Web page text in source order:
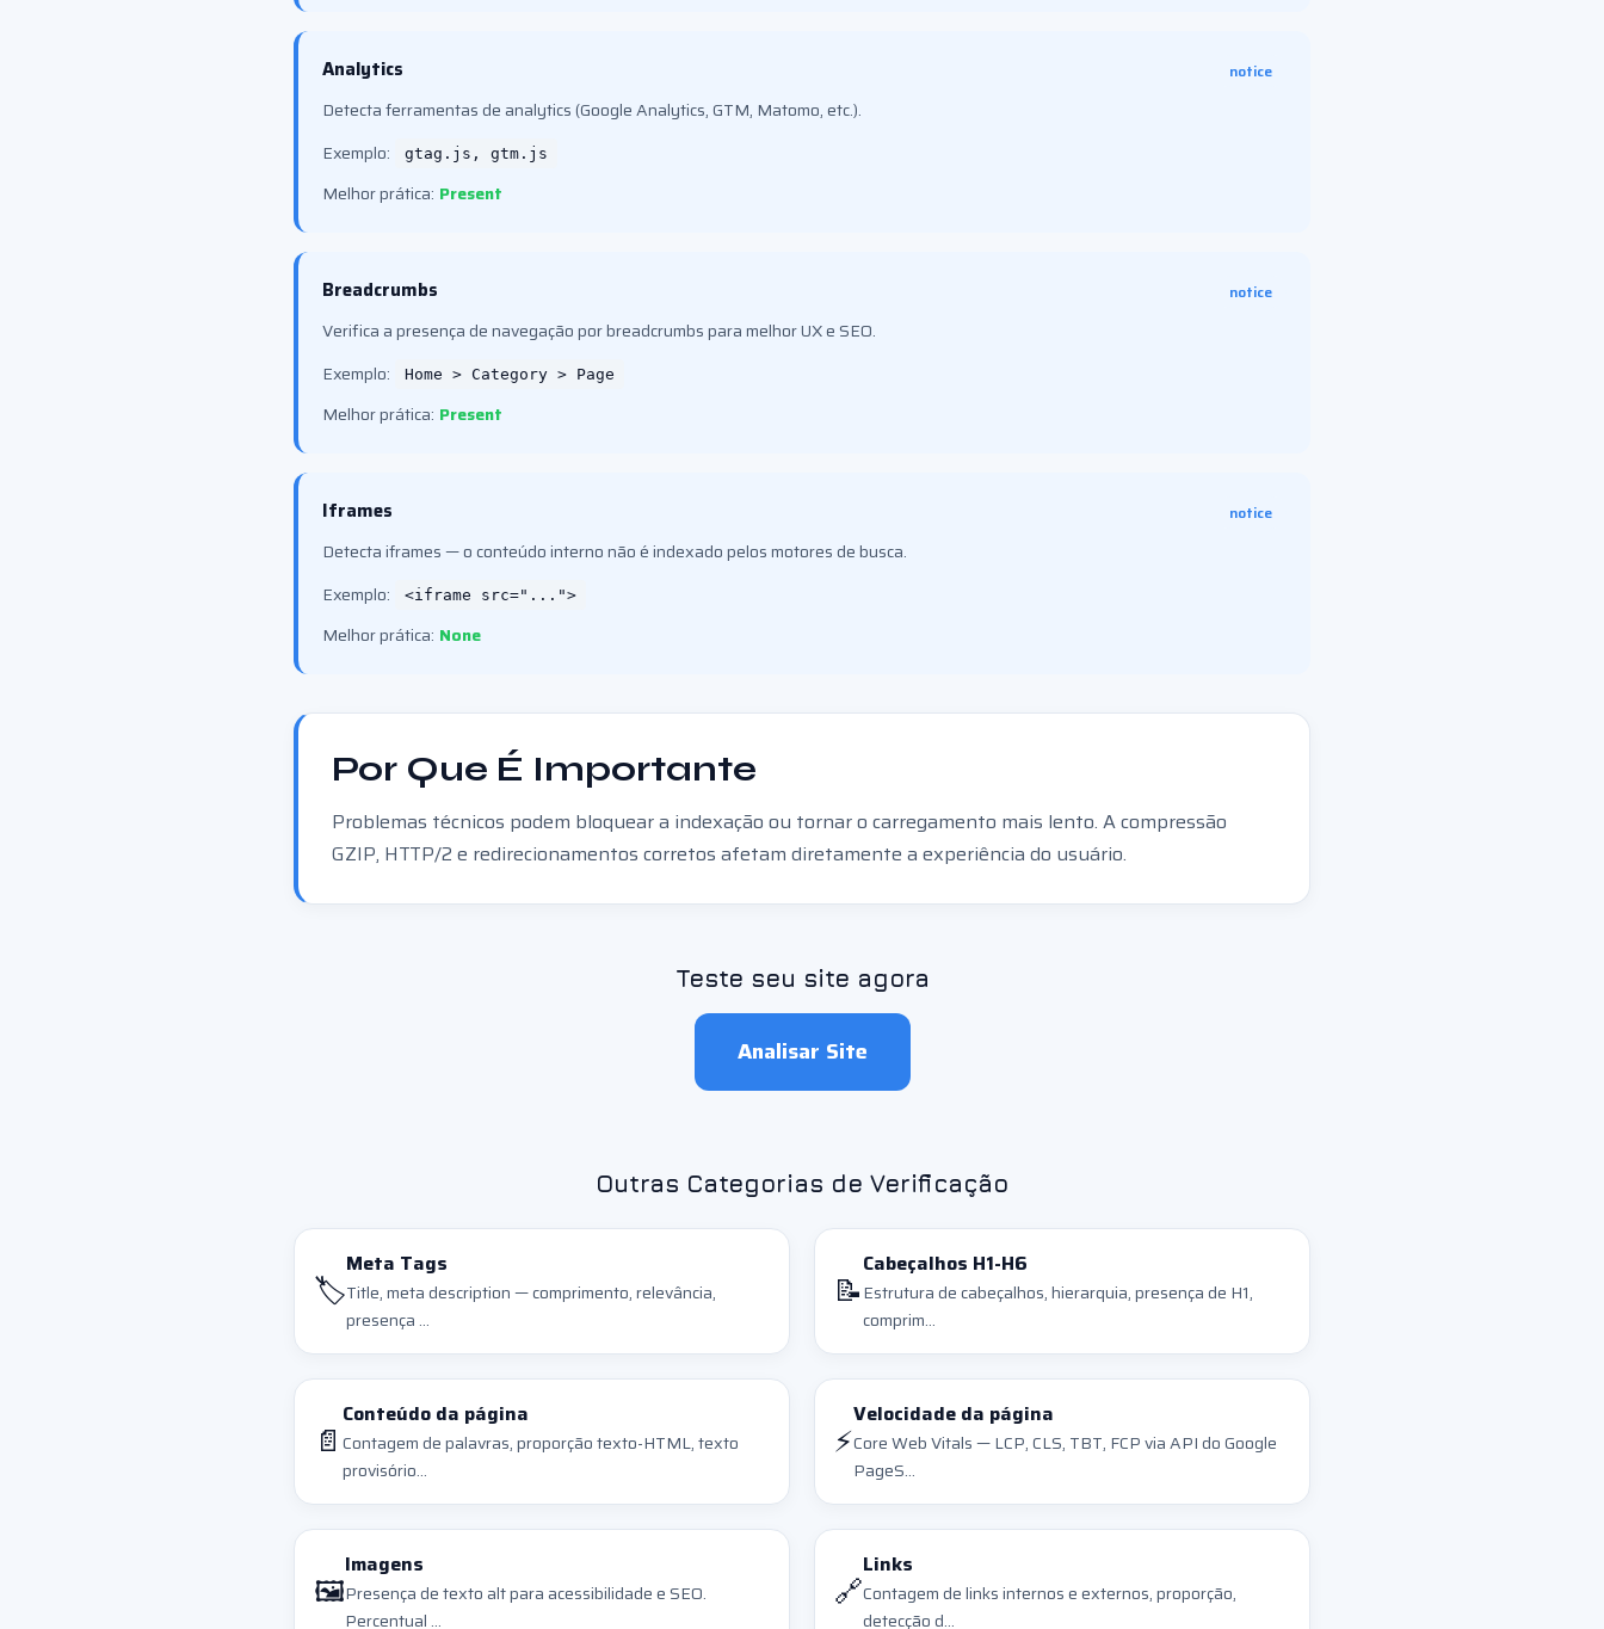
Analytics notice
Detecta ferramentas de analytics (Google Analytics, GTM, Matomo, etc.).
Exemplo:
gtag.js, gtm.js
Melhor prática: Present
Breadcrumbs notice
Verifica a presença de navegação por breadcrumbs para melhor UX e SEO.
Exemplo:
Home > Category > Page
Melhor prática: Present
Iframes notice
Detecta iframes — o conteúdo interno não é indexado pelos motores de busca.
Exemplo:
<iframe src="...">
Melhor prática: None
Por Que É Importante
Problemas técnicos podem bloquear a indexação ou tornar o carregamento mais lento. A compressão
GZIP, HTTP/2 e redirecionamentos corretos afetam diretamente a experiência do usuário.
Teste seu site agora
Analisar Site
Outras Categorias de Verificação
🏷️
Meta Tags
Title, meta description — comprimento, relevância,
presença ...
📝
Cabeçalhos H1-H6
Estrutura de cabeçalhos, hierarquia, presença de H1,
comprim...
📄
Conteúdo da página
Contagem de palavras, proporção texto-HTML, texto
provisório...
⚡
Velocidade da página
Core Web Vitals — LCP, CLS, TBT, FCP via API do Google
PageS...
🖼️
Imagens
Presença de texto alt para acessibilidade e SEO.
Percentual ...
🔗
Links
Contagem de links internos e externos, proporção,
detecção d...